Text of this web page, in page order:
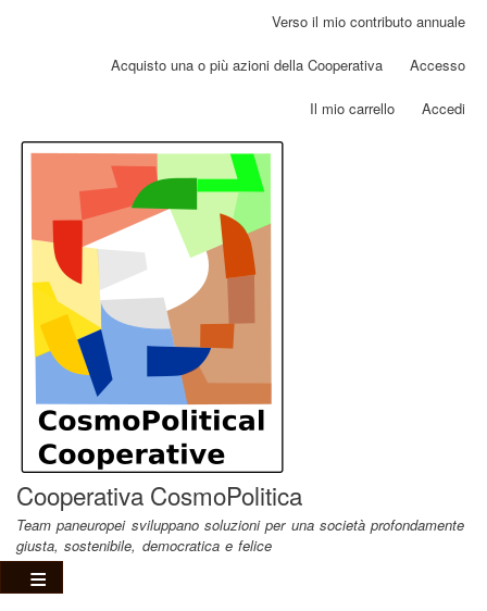
Salta
contenuto
Verso il mio contributo annuale
Acquisto una o più azioni della Cooperativa Accesso
Il mio carrello Accedi
Cooperativa CosmoPolitica
Team paneuropei sviluppano soluzioni per una società profondamente
giusta, sostenibile, democratica e felice